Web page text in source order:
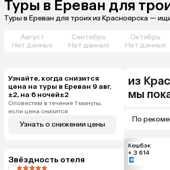
Туры в Ереван для
Туры в Ереван для троих из Красноярска —
Август
Нет данных
Сентябрь
Нет данных
Октябрь
Нет данных
Узнайте, когда снизится
цена на туры в Ереван 9 авг.
±2, на 6 ночей±2
Оповестим в течение 1 минуты,
если цена снизится
Узнать о снижении цены
Звёздность отеля
из
мы
По
Кешбэк
+ 3 614